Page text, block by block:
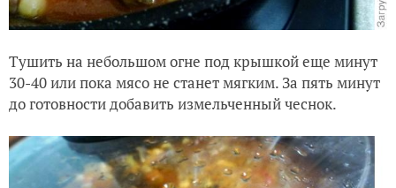
Тушить на небольшом огне под крышкой еще минут
30-40 или пока мясо не станет мягким. За пять минут
до готовности добавить измельченный чеснок.